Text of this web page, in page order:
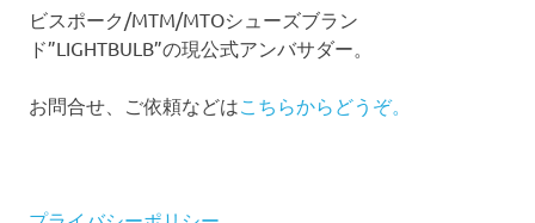
ビスポーク/MTM/MTOシューズブラン
ド”LIGHTBULB”の現公式アンバサダー。
お問合せ、ご依頼などは こちらからどうぞ。